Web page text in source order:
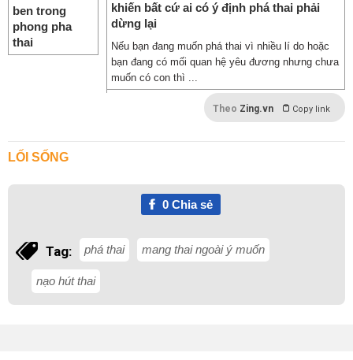
khiến bất cứ ai có ý định phá thai phải
dừng lại
Nếu bạn đang muốn phá thai vì nhiều lí do hoặc
bạn đang có mối quan hệ yêu đương nhưng chưa
muốn có con thì ...
Theo Zing.vn Copy link
LỐI SỐNG
0Chia sẻ
Tag: phá thai mang thai ngoài ý muốn
nạo hút thai